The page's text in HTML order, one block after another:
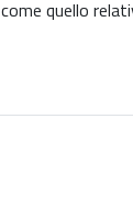
quello